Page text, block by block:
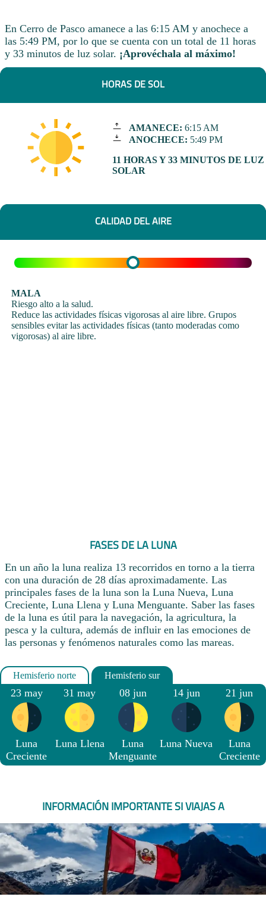
En Cerro de Pasco amanece a las 6:15 AM y anochece a
las 5:49 PM, por lo que se cuenta con un total de 11 horas
y 33 minutos de luz solar. ¡Aprovéchala al máximo!
HORAS DE SOL
AMANECE: 6:15 AM
ANOCHECE: 5:49 PM
11 HORAS Y 33 MINUTOS DE LUZ
SOLAR
CALIDAD DEL AIRE
MALA
Riesgo alto a la salud.
Reduce las actividades físicas vigorosas al aire libre. Grupos
sensibles evitar las actividades físicas (tanto moderadas como
vigorosas) al aire libre.
FASES DE LA LUNA
En un año la luna realiza 13 recorridos en torno a la tierra
con una duración de 28 días aproximadamente. Las
principales fases de la luna son la Luna Nueva, Luna
Creciente, Luna Llena y Luna Menguante. Saber las fases
de la luna es útil para la navegación, la agricultura, la
pesca y la cultura, además de influir en las emociones de
las personas y fenómenos naturales como las mareas.
23 may
Luna
Creciente
31 may
Luna Llena
08 jun
Luna
Menguante
14 jun
Luna Nueva
21 jun
Luna
Creciente
INFORMACIÓN IMPORTANTE SI VIAJAS A